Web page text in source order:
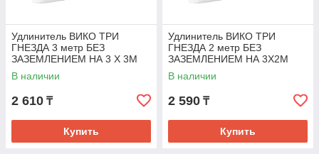
Удлинитель ВИКО ТРИ
ГНЕЗДА 3 метр БЕЗ
ЗАЗЕМЛЕНИЕМ НА 3 X 3M
В наличии
2 610 ₸
Купить
Удлинитель ВИКО ТРИ
ГНЕЗДА 2 метр БЕЗ
ЗАЗЕМЛЕНИЕМ НА 3X2M
В наличии
2 590 ₸
Купить